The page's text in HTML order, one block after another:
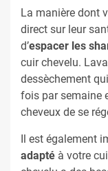
La manière dont
direct sur leur
d’espacer les
cuir chevelu.
dessèchement
fois par semaine
cheveux de se
Il est également
adapté à votre